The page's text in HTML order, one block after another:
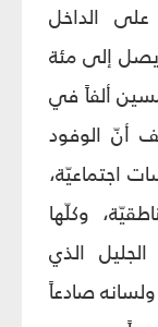
الداخل
يصل إلى مئة
ألفاً في
أنّ الوفود
اجتماعيّة،
وكلّها
الذي
صادعاً